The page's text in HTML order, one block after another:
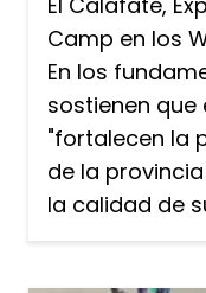
Camp en los
En los
sostienen que
"fortalecen la
de la
la calidad de